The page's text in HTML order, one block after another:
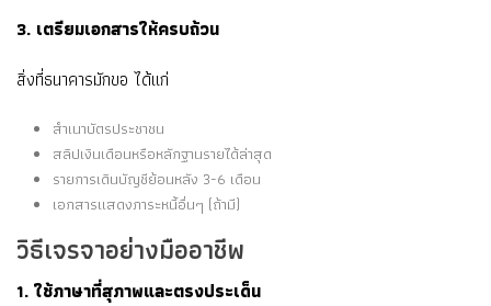
3. เตรียมเอกสารให้ครบถ้วน
สิ่งที่ธนาคารมักขอ ได้แก่
สำเนาบัตรประชาชน
สลิปเงินเดือนหรือหลักฐานรายได้ล่าสุด
รายการเดินบัญชีย้อนหลัง 3-6 เดือน
เอกสารแสดงภาระหนี้อื่นๆ (ถ้ามี)
วิธีเจรจาอย่างมืออาชีพ
1. ใช้ภาษาที่สุภาพและตรงประเด็น